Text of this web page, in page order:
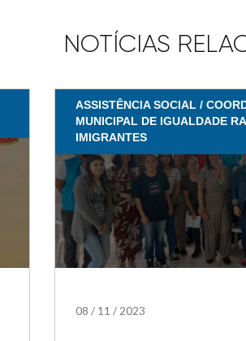
NOTÍCIAS
ASSISTÊNCIA SOCIAL /
MUNICIPAL DE IGUALDADE
IMIGRANTES
08 / 11 / 2023